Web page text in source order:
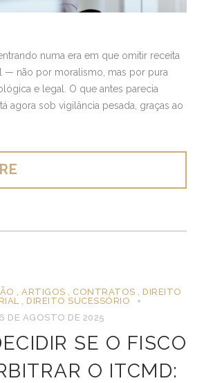
numa era em que omitir receita
— não por moralismo, mas por pura
e legal. O que antes parecia
agora sob vigilância pesada, graças ao
ARTIGOS CONTRATOS
DIREITO
,DIREITO SUCESSÓRIO
DE AGOSTO DE 2025
SE O FISCO
O ITCMD: